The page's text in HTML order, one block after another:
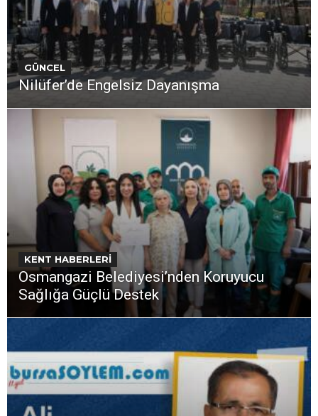
GÜNCEL
Nilüfer’de Engelsiz Dayanışma
KENT HABERLERİ
Osmangazi Belediyesi’nden Koruyucu
Sağlığa Güçlü Destek